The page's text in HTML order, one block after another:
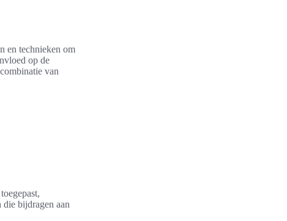
en technieken om
op de
van
bijdragen aan